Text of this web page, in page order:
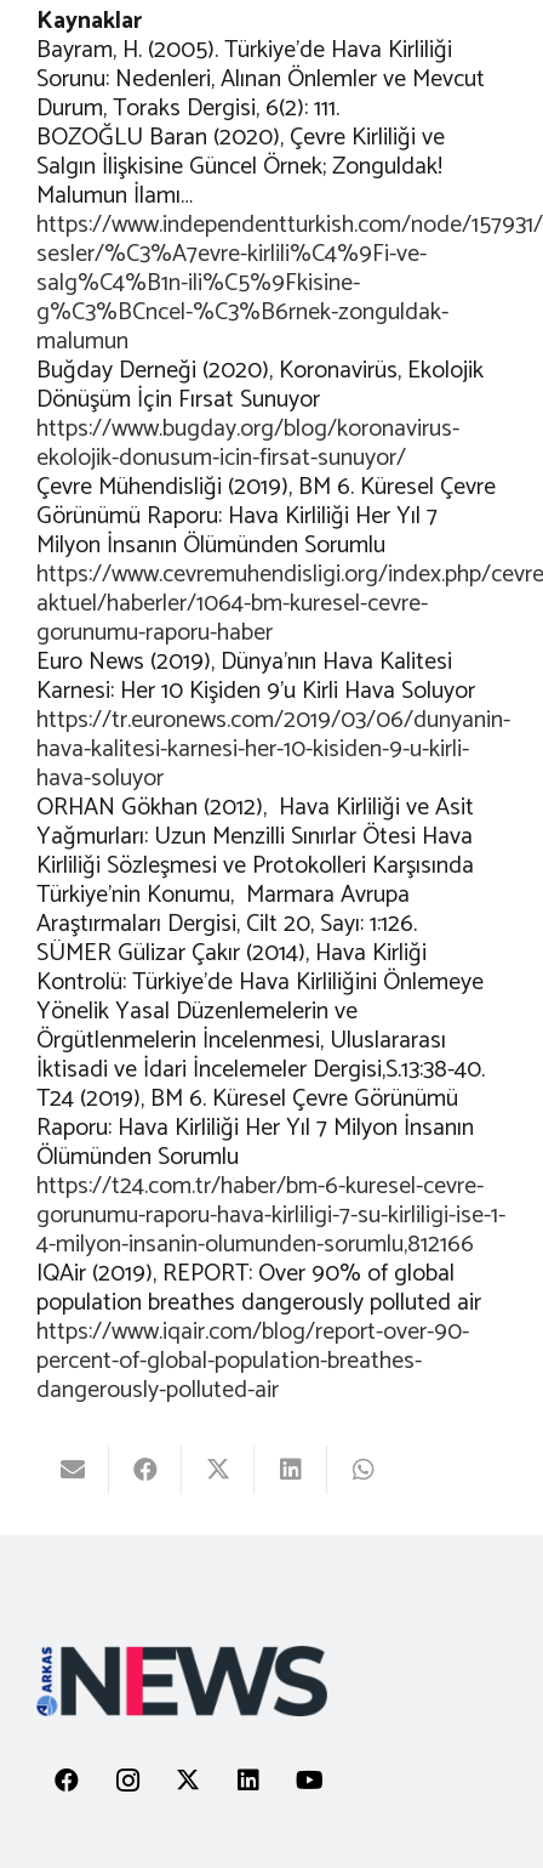
Kaynaklar
Bayram, H. (2005). Türkiye’de Hava Kirliliği
Sorunu: Nedenleri, Alınan Önlemler ve Mevcut
Durum, Toraks Dergisi, 6(2): 111.
BOZOĞLU Baran (2020), Çevre Kirliliği ve
Salgın İlişkisine Güncel Örnek; Zonguldak!
Malumun İlamı…
https://www.independentturkish.com/node/
sesler/%C3%A7evre-kirlili%C4%9Fi-ve-
salg%C4%B1n-ili%C5%9Fkisine-
g%C3%BCncel-%C3%B6rnek-zonguldak-
malumun
Buğday Derneği (2020), Koronavirüs, Ekolojik
Dönüşüm İçin Fırsat Sunuyor
https://www.bugday.org/blog/koronavirus-
ekolojik-donusum-icin-firsat-sunuyor/
Çevre Mühendisliği (2019), BM 6. Küresel Çevre
Görünümü Raporu: Hava Kirliliği Her Yıl 7
Milyon İnsanın Ölümünden Sorumlu
https://www.cevremuhendisligi.org/index.php/
aktuel/haberler/1064-bm-kuresel-cevre-
gorunumu-raporu-haber
Euro News (2019), Dünya’nın Hava Kalitesi
Karnesi: Her 10 Kişiden 9’u Kirli Hava Soluyor
https://tr.euronews.com/2019/03/06/dunyanin-
hava-kalitesi-karnesi-her-10-kisiden-9-u-kirli-
hava-soluyor
ORHAN Gökhan (2012), Hava Kirliliği ve Asit
Yağmurları: Uzun Menzilli Sınırlar Ötesi Hava
Kirliliği Sözleşmesi ve Protokolleri Karşısında
Türkiye’nin Konumu, Marmara Avrupa
Araştırmaları Dergisi, Cilt 20, Sayı: 1:126.
SÜMER Gülizar Çakır (2014), Hava Kirliği
Kontrolü: Türkiye’de Hava Kirliliğini Önlemeye
Yönelik Yasal Düzenlemelerin ve
Örgütlenmelerin İncelenmesi, Uluslararası
İktisadi ve İdari İncelemeler Dergisi,S.13:38-40.
T24 (2019), BM 6. Küresel Çevre Görünümü
Raporu: Hava Kirliliği Her Yıl 7 Milyon İnsanın
Ölümünden Sorumlu
https://t24.com.tr/haber/bm-6-kuresel-cevre-
gorunumu-raporu-hava-kirliligi-7-su-kirliligi-ise-1-
4-milyon-insanin-olumunden-sorumlu,812166
IQAir (2019), REPORT: Over 90% of global
population breathes dangerously polluted air
https://www.iqair.com/blog/report-over-90-
percent-of-global-population-breathes-
dangerously-polluted-air